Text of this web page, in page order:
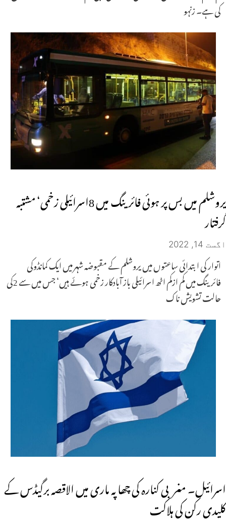
کی ہے۔ زنہو
یروشلم میں بس پر ہوئی فائرینگ میں 8اسرائیلی زخمی‘ مشتبہ
گرفتار
اگست 14, 2022
اتوار کی ابتدائی ساعتوں میں یروشلم کے مقبوضہ شہر میں ایک کمانڈوکی
فائرینگ میں کم ازکم اٹھ اسرائیلی باز آبادکار زخمی ہوئے ہیں‘ جس میں سے 2کی
حالت تشویش ناک
اسرائیل۔ مغربی کنارہ کی چھاپہ ماری میں الاقصہ برگیڈس کے
کلیدی رکن کی ہلاکت